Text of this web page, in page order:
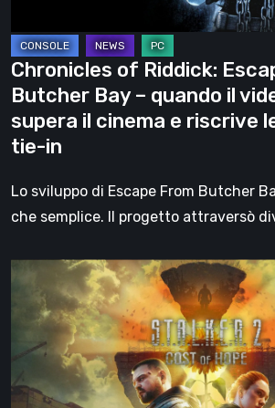
quando
il
videogioco
supera
il
cinema
e
riscrive
regole
del
tie-
Chronicles of Riddick:
Butcher Bay – quando il
supera il cinema e riscrive
tie-in
Lo sviluppo di Escape From Butcher
che semplice. Il progetto attraversò
S.T.A.L.K.E.R.
Cost
of
tutto